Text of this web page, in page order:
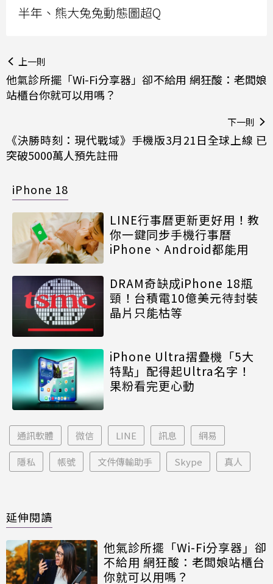
半年、熊大兔兔動態圖超Q
上一則
他氣診所擺「Wi-Fi分享器」卻不給用 網狂酸：老闆娘
站櫃台你就可以用嗎？
下一則
《決勝時刻：現代戰域》手機版3月21日全球上線 已
突破5000萬人預先註冊
iPhone 18
LINE行事曆更新更好用！教
你一鍵同步手機行事曆
iPhone、Android都能用
DRAM奇缺成iPhone 18瓶
頸！台積電10億美元待封裝
晶片只能枯等
iPhone Ultra摺疊機「5大
特點」配得起Ultra名字！
果粉看完更心動
通訊軟體 微信 LINE 訊息 網易
隱私 帳號 文件傳輸助手 Skype 真人
延伸閱讀
他氣診所擺「Wi-Fi分享器」卻
不給用 網狂酸：老闆娘站櫃台
你就可以用嗎？